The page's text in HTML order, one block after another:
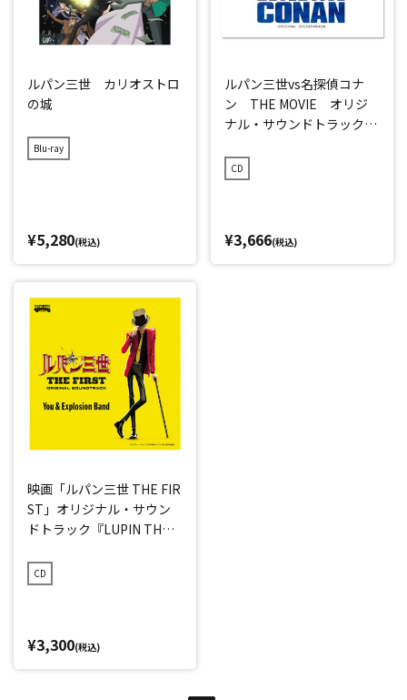
ルパン三世 カリオストロ
の城
Blu-ray
¥5,280(税込)
ルパン三世vs名探偵コナ
ン THE MOVIE オリジ
ナル・サウンドトラック
CD
¥3,666(税込)
映画「ルパン三世 THE FIR
ST」オリジナル・サウン
ドトラック『LUPIN THE T
CD
¥3,300(税込)